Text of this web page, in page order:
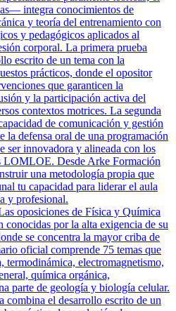
integra conocimientos de
y teoría del entrenamiento con
y pedagógicos aplicados al
corporal. La primera prueba
escrito de un tema con la
prácticos, donde el opositor
que garanticen la
y la participación activa del
contextos motrices. La segunda
de comunicación y gestión
la defensa oral de una programación
ser innovadora y alineada con los
LOMLOE. Desde Arke Formación
una metodología propia que
tu capacidad para liderar el aula
y profesional.
oposiciones de Física y Química
conocidas por la alta exigencia de su
se concentra la mayor criba de
oficial comprende 75 temas que
termodinámica, electromagnetismo,
química orgánica,
parte de geología y biología celular.
combina el desarrollo escrito de un